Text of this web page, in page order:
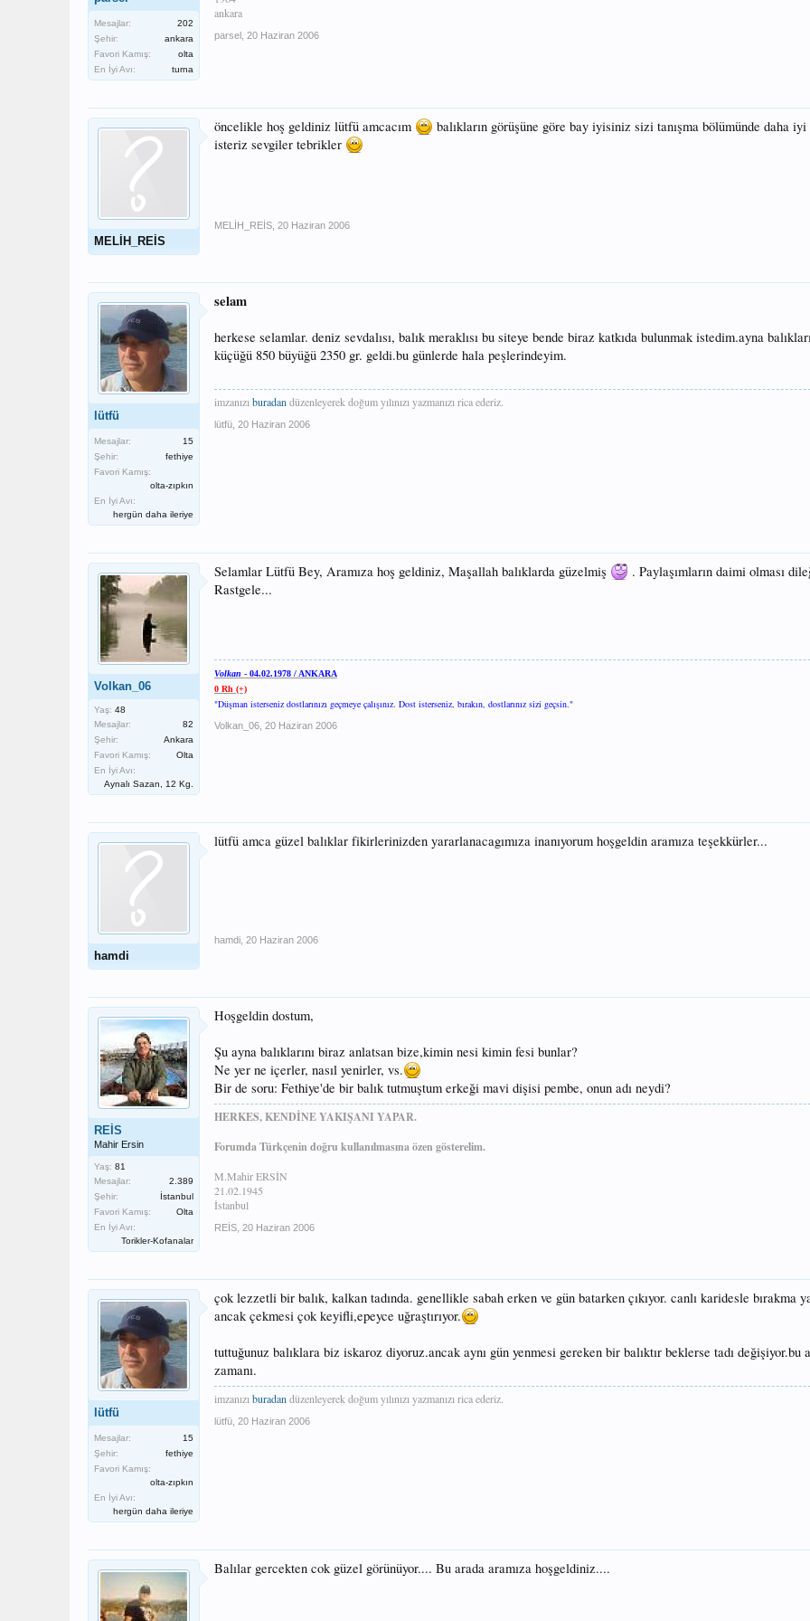
Mesajlar:
202
Şehir:
ankara
Favori Kamış:
olta
En İyi Avı:
turna
ankara
parsel 20 Haziran 2006
MELİH_REİS
öncelikle hoş geldiniz lütfü amcacım
balıkların görüşüne göre bay iyisiniz sizi tanışma bölümünde daha iyi
isteriz sevgiler tebrikler
MELİH_REİS 20 Haziran 2006
lütfü
Mesajlar:
15
Şehir:
fethiye
Favori Kamış:
olta-zıpkın
En İyi Avı:
hergün daha ileriye
selam
herkese selamlar. deniz sevdalısı, balık meraklısı bu siteye bende biraz katkıda bulunmak istedim.ayna
küçüğü 850 büyüğü 2350 gr. geldi.bu günlerde hala peşlerindeyim.
imzanızı buradan düzenleyerek doğum yılınızı yazmanızı rica ederiz.
lütfü 20 Haziran 2006
Volkan_06
Yaş: 48
Mesajlar:
82
Şehir:
Ankara
Favori Kamış:
Olta
En İyi Avı:
Aynalı Sazan, 12 Kg.
Selamlar Lütfü Bey, Aramıza hoş geldiniz, Maşallah balıklarda güzelmiş
. Paylaşımların daimi olması
Rastgele...
Volkan - 04.02.1978 / ANKARA
0 Rh (+)
"Düşman isterseniz dostlarınızı geçmeye çalışınız. Dost isterseniz, bırakın, dostlarınız sizi geçsin."
Volkan_06 20 Haziran 2006
hamdi
lütfü amca güzel balıklar fikirlerinizden yararlanacagımıza inanıyorum hoşgeldin aramıza teşekkürler...
hamdi 20 Haziran 2006
REİS
Mahir Ersin
Yaş: 81
Mesajlar:
2.389
Şehir:
İstanbul
Favori Kamış:
Olta
En İyi Avı:
Torikler-Kofanalar
Hoşgeldin dostum,
Şu ayna balıklarını biraz anlatsan bize,kimin nesi kimin fesi bunlar?
Ne yer ne içerler, nasıl yenirler, vs.
Bir de soru: Fethiye'de bir balık tutmuştum erkeği mavi dişisi pembe, onun adı neydi?
HERKES, KENDİNE YAKIŞANI YAPAR.
Forumda Türkçenin doğru kullanılmasına özen gösterelim.
M.Mahir ERSİN
21.02.1945
İstanbul
REİS 20 Haziran 2006
lütfü
Mesajlar:
15
Şehir:
fethiye
Favori Kamış:
olta-zıpkın
En İyi Avı:
hergün daha ileriye
çok lezzetli bir balık, kalkan tadında. genellikle sabah erken ve gün batarken çıkıyor. canlı karidesle bırakma
ancak çekmesi çok keyifli,epeyce uğraştırıyor.
tuttuğunuz balıklara biz iskaroz diyoruz.ancak aynı gün yenmesi gereken bir balıktır beklerse tadı değişiyor.bu
zamanı.
imzanızı buradan düzenleyerek doğum yılınızı yazmanızı rica ederiz.
lütfü 20 Haziran 2006
Balılar gercekten cok güzel görünüyor.... Bu arada aramıza hoşgeldiniz....